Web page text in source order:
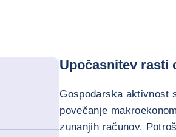
Upočasnitev rasti
Gospodarska aktivnost
povečanje
zunanjih računov.